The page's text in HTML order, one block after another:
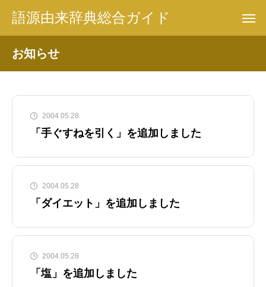
語源由来辞典総合ガイド
お知らせ
2004.05.28
「手ぐすねを引く」を追加しました
2004.05.28
「ダイエット」を追加しました
2004.05.28
「塩」を追加しました